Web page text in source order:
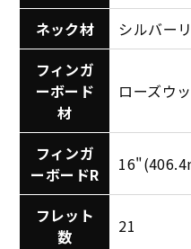
ネック材
シルバー
フィンガ
ーボード
材
ローズウ
フィンガ
ーボードR
フレット
数
21